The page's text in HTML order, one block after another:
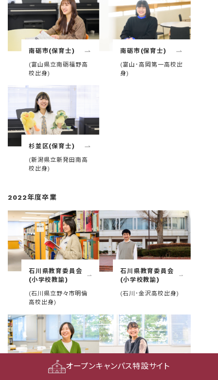
南砺市(保育士)
(富山県立南砺福野高
校出身)
南砺市(保育士)
(富山･高岡第一高校出
身)
杉並区(保育士)
(新潟県立新発田南高
校出身)
2022年度卒業
石川県教育委員会
(小学校教諭)
(石川県立野々市明倫
高校出身)
石川県教育委員会
(小学校教諭)
(石川･金沢高校出身)
石川県教育委員会
オープンキャンパス特設サイト